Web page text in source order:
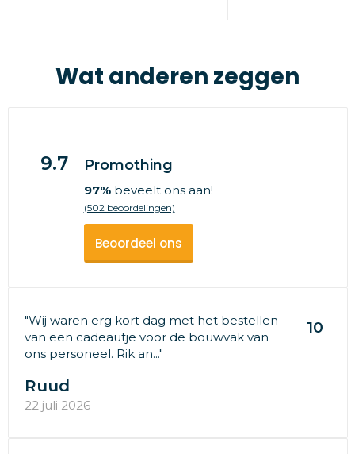
Wat anderen zeggen
9.7 Promothing
97%beveelt ons aan!
(502 beoordelingen)
Beoordeel ons
"Wij waren erg kort dag met het bestellen
van een cadeautje voor de bouwvak van
ons personeel. Rik an..."
10
Ruud
22 juli 2026